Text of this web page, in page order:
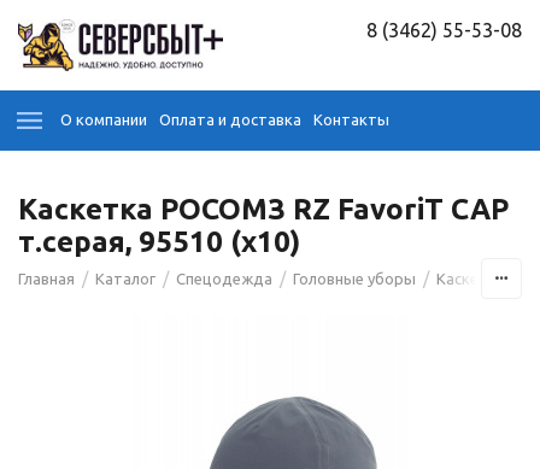
8 (3462) 55-53-08
О компании Оплата и доставка Контакты
Каскетка РОСОМЗ RZ FavoriT CAP
т.серая, 95510 (х10)
Главная / Каталог / Спецодежда / Головные уборы / Каскетки